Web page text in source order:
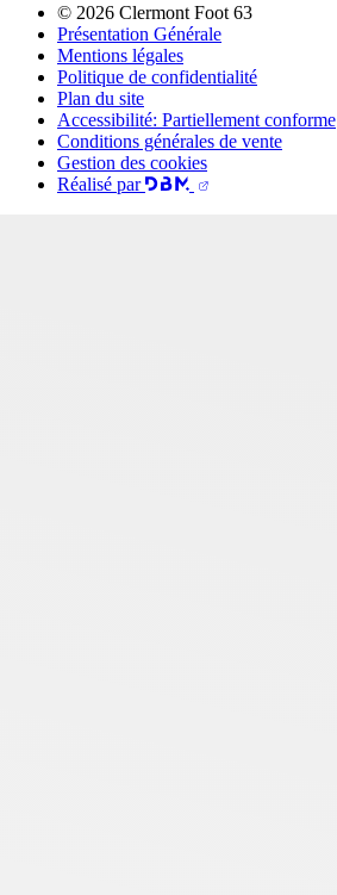
© 2026 Clermont Foot 63
Présentation Générale
Mentions légales
Politique de confidentialité
Plan du site
Accessibilité: Partiellement conforme
Conditions générales de vente
Gestion des cookies
Réalisé par